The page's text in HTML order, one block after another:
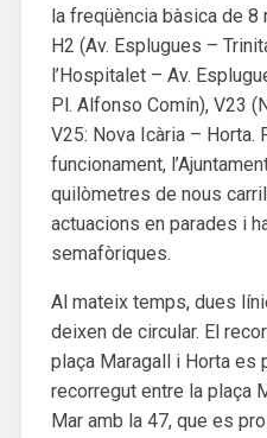
la freqüència bàsica de
H2 (Av. Esplugues –
l’Hospitalet – Av.
Pl. Alfonso Comín), V23
V25: Nova Icària – Horta.
funcionament,
quilòmetres de nous
actuacions en parades i
semafòriques.
Al mateix temps, dues
deixen de circular. El
plaça Maragall i Horta es
recorregut entre la plaça
Mar amb la 47, que es